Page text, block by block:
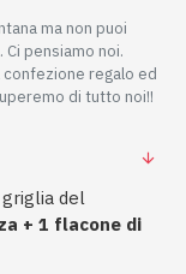
ma non puoi
pensiamo noi.
confezione regalo ed
di tutto noi!!
del
+ 1 flacone di